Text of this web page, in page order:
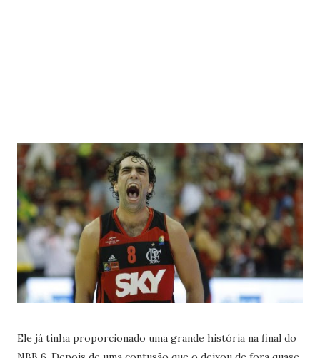
Ele já tinha proporcionado uma grande história na final do